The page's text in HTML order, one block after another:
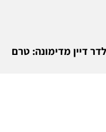
דיין מדימונה: טרם